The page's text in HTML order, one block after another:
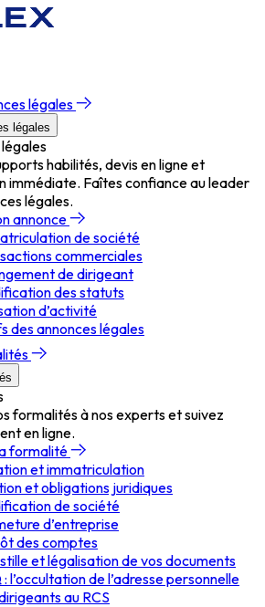
légales
légales
habilités, devis en ligne et
immédiate. Faîtes confiance au leader
légales.
annonce
de société
commerciales
de dirigeant
des statuts
d’activité
des annonces légales
formalités à nos experts et suivez
en ligne.
formalité
et immatriculation
et obligations juridiques
de société
d’entreprise
des comptes
et légalisation de vos documents
: l’occultation de l’adresse personnelle
au RCS